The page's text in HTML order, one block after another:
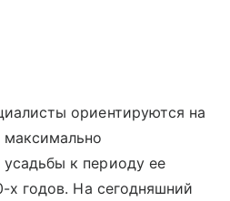
ориентируются на
максимально
к периоду ее
х годов. На сегодняшний